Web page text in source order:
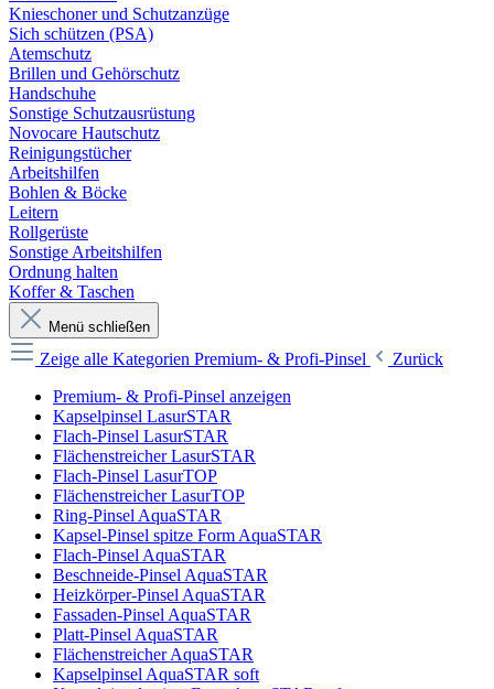
Knieschoner und Schutzanzüge
Sich schützen (PSA)
Atemschutz
Brillen und Gehörschutz
Handschuhe
Sonstige Schutzausrüstung
Novocare Hautschutz
Reinigungstücher
Arbeitshilfen
Bohlen & Böcke
Leitern
Rollgerüste
Sonstige Arbeitshilfen
Ordnung halten
Koffer & Taschen
Menü schließen
Zeige alle Kategorien Premium- & Profi-Pinsel
Zurück
Premium- & Profi-Pinsel anzeigen
Kapselpinsel LasurSTAR
Flach-Pinsel LasurSTAR
Flächenstreicher LasurSTAR
Flach-Pinsel LasurTOP
Flächenstreicher LasurTOP
Ring-Pinsel AquaSTAR
Kapsel-Pinsel spitze Form AquaSTAR
Flach-Pinsel AquaSTAR
Beschneide-Pinsel AquaSTAR
Heizkörper-Pinsel AquaSTAR
Fassaden-Pinsel AquaSTAR
Platt-Pinsel AquaSTAR
Flächenstreicher AquaSTAR
Kapselpinsel AquaSTAR soft